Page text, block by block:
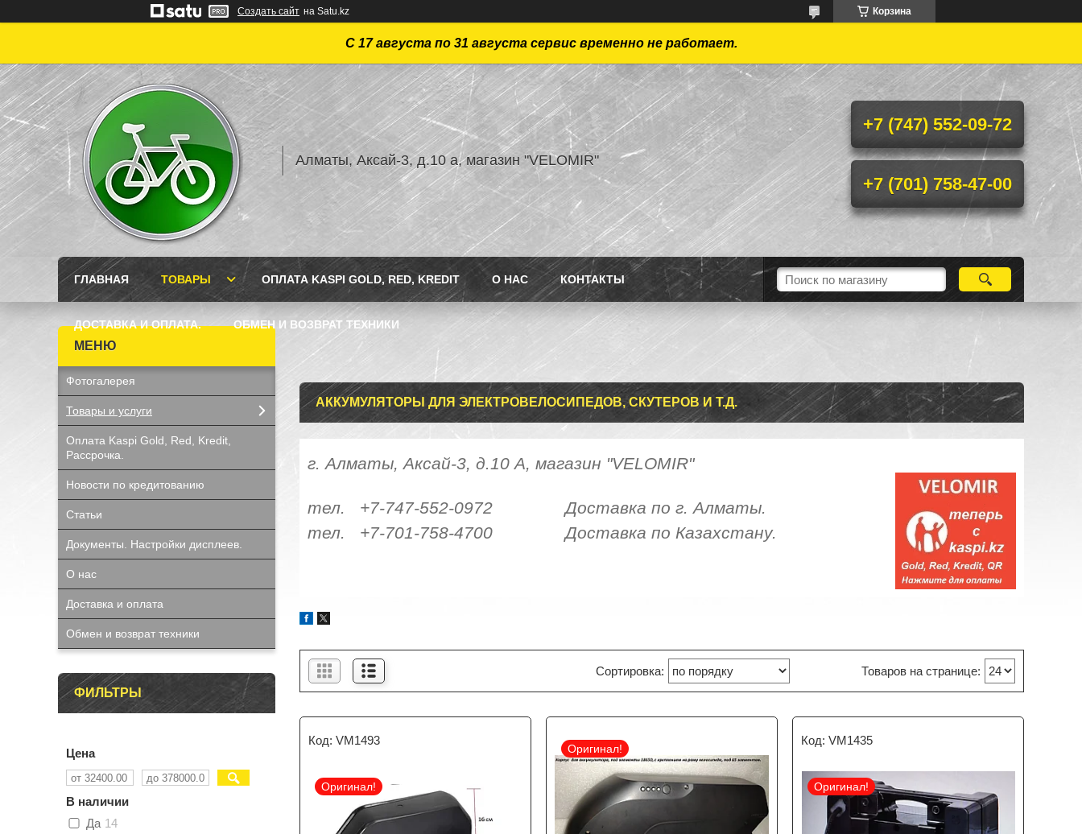
Создать сайт на Satu.kz Корзина
С 17 августа по 31 августа сервис временно не работает.
Алматы, Аксай-3, д.10 а, магазин "VELOMIR"
+7 (747) 552-09-72
+7 (701) 758-47-00
ГЛАВНАЯ ТОВАРЫ ОПЛАТА KASPI GOLD, RED, KREDIT О НАС КОНТАКТЫ
ДОСТАВКА И ОПЛАТА. ОБМЕН И ВОЗВРАТ ТЕХНИКИ
АККУМУЛЯТОРЫ ДЛЯ ЭЛЕКТРОВЕЛОСИПЕДОВ, СКУТЕРОВ И Т.Д.
г. Алматы, Аксай-3, д.10 А, магазин "VELOMIR"
тел. +7-747-552-0972 Доставка по г. Алматы.
тел. +7-701-758-4700 Доставка по Казахстану.
VM1493
Оригинал!
Оригинал!
VM1435
Оригинал!
Фотогалерея
Товары и услуги
Оплата Kaspi Gold, Red, Kredit,
Рассрочка.
Новости по кредитованию
Статьи
Документы. Настройки дисплеев.
О нас
Доставка и оплата
Обмен и возврат техники
ФИЛЬТРЫ
Цена
В наличии
Да 14